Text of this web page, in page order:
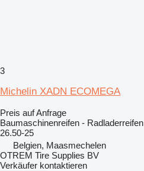
3
Michelin XADN ECOMEGA
Preis auf Anfrage
Baumaschinenreifen - Radladerreifen
26.50-25
Belgien, Maasmechelen
OTREM Tire Supplies BV
Verkäufer kontaktieren